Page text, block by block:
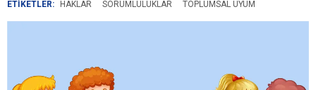
ETİKETLER: HAKLAR SORUMLULUKLAR TOPLUMSAL UYUM